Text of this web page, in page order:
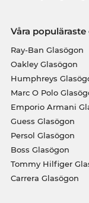
Våra
Ray-Ban Glasögon
Oakley Glasögon
Humphreys
Marc O Polo
Emporio Armani
Guess Glasögon
Persol Glasögon
Boss Glasögon
Tommy Hilfiger
Carrera Glasögon